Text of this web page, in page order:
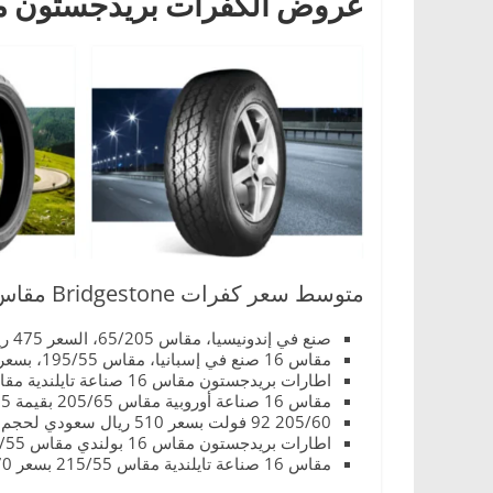
ا
د
ي
د
ة
متوسط ​​سعر كفرات Bridgestone مقاس 16 كما يلي:
صنع في إندونيسيا، مقاس 65/205، السعر 475 ريال سعودي.
مقاس 16 صنع في إسبانيا، مقاس 195/55، بسعر 465 ريال سعودي.
اطارات بريدجستون مقاس 16 صناعة تايلندية مقاس 60/215 بقيمة 365 ريال.
مقاس 16 صناعة أوروبية مقاس 205/65 بقيمة 395 ريالاً سعودياً
205/60 92 فولت بسعر 510 ريال سعودي لحجم 16 ياباني المنشأ.
اطارات بريدجستون مقاس 16 بولندي مقاس 205/55 بقيمة 355 ريال سعودي.
مقاس 16 صناعة تايلندية مقاس 215/55 بسعر 470 ريال سعودي.